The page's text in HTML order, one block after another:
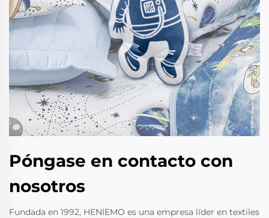
Póngase en contacto con
nosotros
Fundada en 1992, HENIEMO es una empresa líder en textiles